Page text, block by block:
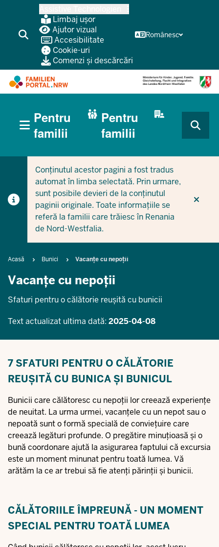
conținutul
principal
Limbaj ușor
Ajutor vizual
Accesibilitate
Cookie-uri
Comenzi și descărcări
Românesc
CURRENT SECTION PENTRU FAMILII
CURRENT SECTION PENTRU ÎNTREPRINDERI/
(BÜRGERBEREICH
MOBILE)
Pentru
familii
Pentru
familii
Conținutul acestor pagini a fost tradus
automat în limba selectată. Prin urmare,
sunt posibile devieri de la conținutul
paginii originale. Toate informațiile se
referă la familii care trăiesc în Renania
de Nord-Westfalia.
Breadcrumb
Acasă Bunici Vacanțe cu nepoții
Vacanțe cu nepoții
Sfaturi pentru o călătorie reușită cu bunicii
Text actualizat ultima dată: 2025-04-08
7 SFATURI PENTRU O CĂLĂTORIE
REUȘITĂ CU BUNICA ȘI BUNICUL
Bunicii care călătoresc cu nepoții lor creează experiențe
de neuitat. La urma urmei, vacanțele cu un nepot sau o
nepoată sunt o formă specială de conviețuire care
creează legături profunde. O pregătire minuțioasă și o
bună coordonare ajută la asigurarea faptului că excursia
este un moment minunat pentru toată lumea. Vă
arătăm la ce ar trebui să fie atenți părinții și bunicii.
CĂLĂTORIILE ÎMPREUNĂ - UN MOMENT
SPECIAL PENTRU TOATĂ LUMEA